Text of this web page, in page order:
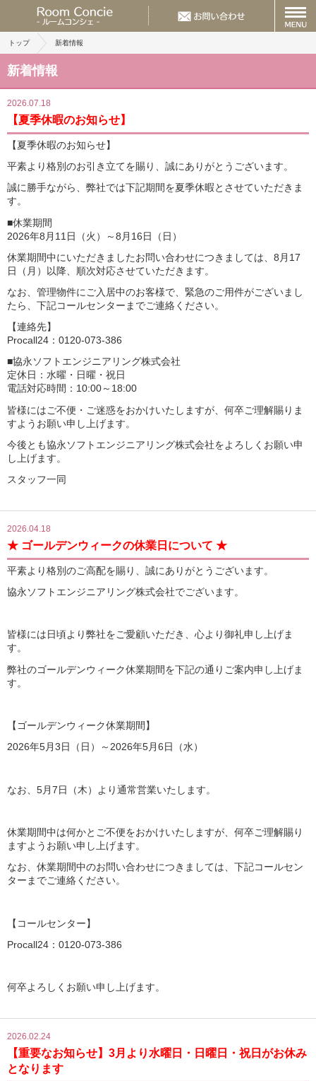
トップ 新着情報
新着情報
2026.07.18
【夏季休暇のお知らせ】
【夏季休暇のお知らせ】
平素より格別のお引き立てを賜り、誠にありがとうございます。
誠に勝手ながら、弊社では下記期間を夏季休暇とさせていただきま
す。
■休業期間
2026年8月11日（火）～8月16日（日）
休業期間中にいただきましたお問い合わせにつきましては、8月17
日（月）以降、順次対応させていただきます。
なお、管理物件にご入居中のお客様で、緊急のご用件がございまし
たら、下記コールセンターまでご連絡ください。
【連絡先】
Procall24：0120-073-386
■協永ソフトエンジニアリング株式会社
定休日：水曜・日曜・祝日
電話対応時間：10:00～18:00
皆様にはご不便・ご迷惑をおかけいたしますが、何卒ご理解賜りま
すようお願い申し上げます。
今後とも協永ソフトエンジニアリング株式会社をよろしくお願い申
し上げます。
スタッフ一同
2026.04.18
★ ゴールデンウィークの休業日について ★
平素より格別のご高配を賜り、誠にありがとうございます。
協永ソフトエンジニアリング株式会社でございます。
皆様には日頃より弊社をご愛顧いただき、心より御礼申し上げま
す。
弊社のゴールデンウィーク休業期間を下記の通りご案内申し上げま
す。
【ゴールデンウィーク休業期間】
2026年5月3日（日）～2026年5月6日（水）
なお、5月7日（木）より通常営業いたします。
休業期間中は何かとご不便をおかけいたしますが、何卒ご理解賜り
ますようお願い申し上げます。
なお、休業期間中のお問い合わせにつきましては、下記コールセン
ターまでご連絡ください。
【コールセンター】
Procall24：0120-073-386
何卒よろしくお願い申し上げます。
2026.02.24
【重要なお知らせ】3月より水曜日・日曜日・祝日がお休み
となります